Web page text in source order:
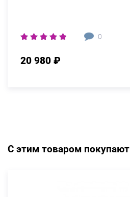
0
20 980 ₽
С этим товаром покупают